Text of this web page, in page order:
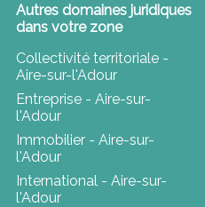
Autres domaines juridiques
dans votre zone
Collectivité territoriale -
Aire-sur-l'Adour
Entreprise - Aire-sur-
l'Adour
Immobilier - Aire-sur-
l'Adour
International - Aire-sur-
l'Adour